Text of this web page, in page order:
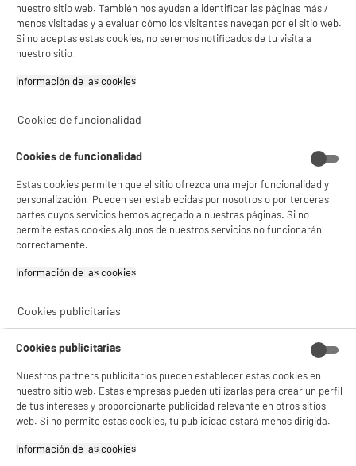
★★★★★
★★★★★
3.6/5(96)
PRECIO IMBATIBLE
4.5/5(827 )
compare_product
Hervidor HIGH ONE HO-K170W 1,7L 2200W -
Capacidad (L) : 1,7 L
Potencia (W) : 2200 W
Ventajas producto : 1.7L/2200W
PRECIO IMBATIBLE
Cafetera de goteo HIGH ONE HO-FS4W 750 W 10
tazas
Tipo de cafetera : Cafetera de filtro
Número de tazas máx : 10
nuestro sitio web. También nos ayudan a identificar las páginas más /
menos visitadas y a evaluar cómo los visitantes navegan por el sitio web.
Si no aceptas estas cookies, no seremos notificados de tu visita a
nuestro sitio.
Información de las cookies‎
Cookies de funcionalidad
Cookies de funcionalidad
Estas cookies permiten que el sitio ofrezca una mejor funcionalidad y
personalización. Pueden ser establecidas por nosotros o por terceras
partes cuyos servicios hemos agregado a nuestras páginas. Si no
permite estas cookies algunos de nuestros servicios no funcionarán
correctamente.
Información de las cookies‎
Cookies publicitarias
Cookies publicitarias
Nuestros partners publicitarios pueden establecer estas cookies en
nuestro sitio web. Estas empresas pueden utilizarlas para crear un perfil
de tus intereses y proporcionarte publicidad relevante en otros sitios
web. Si no permite estas cookies, tu publicidad estará menos dirigida.
Información de las cookies‎